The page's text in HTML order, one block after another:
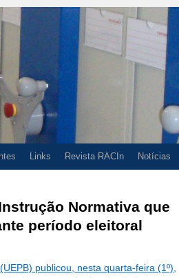
Links Revista RACIn Notícias
Normativa que
período eleitoral
publicou, nesta quarta-feira (1º),